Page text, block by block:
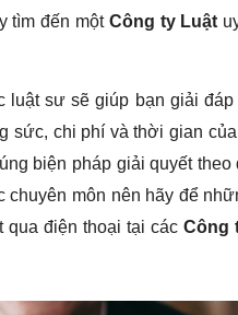
tìm đến một Công ty Luật
sư sẽ giúp bạn giải
sức, chi phí và thời gian
biện pháp giải quyết
môn nên hãy để
qua điện thoại tại cácCông